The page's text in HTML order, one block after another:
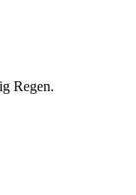
Regen.